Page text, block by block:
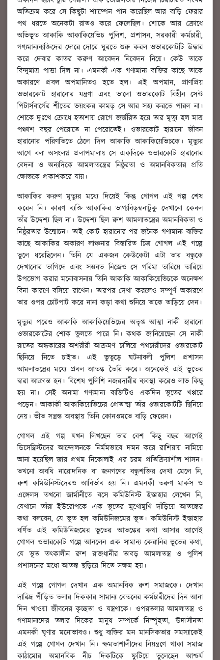
অতিক্রম করে সে কিছুটা শ্যাম্পেন পান করেছিল আর বাড়ি ফেরার
পথ ধরতে অনেকটা রাতও করে ফেলেছিল। শোকে আর ক্রোধে
অভিভূত আকাকি আকাকিয়েভিচ পুলিশ, প্রশাসন, সরকারী কর্মচারী,
গণ্যমান্যব্যক্তিদের দোরে দোরে ঘুরতে শুরু করল ওভারকোটটি উদ্ধার
করে দেবার কাতর করুণ আবেদন নিবেদন নিয়ে। কেউ তাকে
বিন্দুমাত্র পাত্তা দিল না। এমনকী এক গণ্যমান্য ব্যক্তির কাছে তাকে
অকারণে প্রবল অপমানিতও হতে হল। এই অপমান, প্রাণপ্রিয়
ওভারকোট হারানোর যন্ত্রণা এবং ভালো ওভারকোট বিহীন সেন্ট
পিটার্সবার্গের শীতের ভয়ংকর কামড় সে আর সহ্য করতে পারল না।
শোকে দুঃখে ক্রোধে হতাশায় রোগে জর্জরিত হয়ে তার মৃত্যু হল মাত্র
পঞ্চাশ বছর পেরোতে না পেরোতেই। ওভারকোট হারানো জীবন
হারানোর পরিণতিতে ঠেলে দিল আকাকি আকাকিয়েভিচকে। মৃত্যুর
আগে বলা অসংলগ্ন প্রলাপমালায় সে একদিকে ওভারকোট হারানোর
বেদনা ও অন্যদিকে আমলাতন্ত্রের নিষ্ঠুরতা ও অমানবিকতার প্রতি
ক্ষোভকে প্রকাশকরে যায়।
আকাকির করুণ মৃত্যুর মধ্যে দিয়েই কিন্তু গোগল এই গল্প শেষ
করেন নি। কারণ ব্যক্তি আকাকির ভাগ্যবিড়ম্বনাটুকু দেখানো কেবল
তাঁর উদ্দেশ্য ছিল না। উদ্দেশ্য ছিল রুশ আমলাতন্ত্রের অমানবিকতা ও
নিষ্ঠুরতার উন্মোচন। তাই কোট হারানোর পর জনৈক গণ্যমান্য ব্যক্তির
কাছে আকাকির অকারণ লাঞ্চনার বিস্তারিত চিত্র গোগল এই গল্পে
তুলে ধরেছিলেন। তিনি যে একজন কেউকেটা এটা তার বন্ধুকে
দেখানোর তাগিদে এবং সম্ভবত নিজেও সে গরিমা তারিয়ে তারিয়ে
উপভোগ করার মনোবাসনায় তিনি আকাকি আকাকিয়েভিচকে অনেক্ষণ
বিনা কারণে বসিয়ে রাখেন। তারপর দেখা করলেও সম্পূর্ণ অকারণে
তার ওপর চোটপাট করে নানা কড়া কথা শুনিয়ে তাকে তাড়িয়ে দেন।
মৃত্যুর পরেও আকাকি আকাকিয়েভিচের অতৃপ্ত আত্মা নাকী হারানো
ওভারকোটের শোক ভুলতে পারে নি। কথক জানিয়েছেন সে নাকী
রাতের অন্ধকারের অশরীরী আক্রমণ চালিয়ে পথচারীদের ওভারকোট
ছিনিয়ে নিতে চাইত। এই ভুতুড়ে ঘটনাবলী পুলিশ প্রশাসন
আমলাতন্ত্রের মধ্যে প্রবল আতঙ্ক তৈরি করে। অনেকেই এই ভূতের
দ্বারা আক্রান্ত হন। বিশেষ পুলিশি নজরদারীর ব্যবস্থা করেও লাভ কিছু
হয় না। সেই অনামা গণ্যমান্য ব্যক্তিটিও একদিন ভূতের খপ্পরে
পড়েন। আকাকী আকাকিয়েভিচের প্রেতাত্মা তাঁর ওভারকোটটি ছিনিয়ে
নেয়। ভীত সন্ত্রস্ত অবস্থায় তিনি কোনওমতে বাড়ি ফেরেন।
গোগল এই গল্প যখন লিখছেন তার বেশ কিছু বছর আগেই
ডিসেম্ব্রিস্টদের আন্দোলনকে নির্মমভাবে দমন করে রাশিয়ায় নামিয়ে
আনা হয়েছিল জার প্রথম নিকোলাই এর চরম প্রতিক্রিয়াশীল শাসন।
তখনো অবধি নারোদনিক বা জনগণের বন্ধুশক্তির দেখা মেলে নি,
রুশ কমিউনিস্টদেরও আবির্ভাব হয় নি। এমনকী তরুণ মার্কস ও
এঙ্গেলস তখনো জার্মানীতে বসে কমিউনিস্ট ইস্তাহার লেখেন নি,
যেখানে তাঁরা ইউরোপকে এক ভূতের মুখোমুখি দাঁড়িয়ে আতঙ্কের
কথা বলবেন, যে ভূত হল কমিউনিজমের ভূত। কমিউনিস্ট ইস্তাহার
বর্ণিত এই কমিউনিজমের ভূতের আতঙ্কের কথা আসার আগেই
গোগল ওভারকোট গল্পে আনলেন এক সামান্য কেরানির ভূতের কথা,
যে ভূত তৎকালীন রুশ রাজধানীর তাবড় আমলাতন্ত্র ও পুলিশ
প্রশাসনের মধ্যে আতঙ্ক ছড়িয়ে দিতে সক্ষম হয়।
এই গল্পে গোগল দেখান এক অমানবিক রুশ সমাজকে। দেখান
দারিদ্র পীড়িত তলার দিককার সামান্য বেতনের কর্মচারীদের দিন আনা
দিন খাওয়া জীবনের কৃচ্ছতা ও যন্ত্রণাকে। ওপরতলার আমলাতন্ত্র ও
গণ্যমান্যদের তলার দিকের মানুষ সম্পর্কে নিস্পৃহতা, উদাসীনতা
এমনকী ঘৃণার মনোভাবও। শুধু ব্যক্তির মন মানসিকতার সমস্যাকেই
এই গল্পে গোগল দেখান নি। ক্ষমতাশালীদের নিয়ন্ত্রণে থাকা সমাজ
কাঠামোর অমানবিক নীচ দিকটিকে ফুটিয়ে তুলেছেন আশ্চর্য